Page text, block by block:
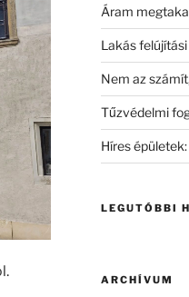
Áram
Lakás
Nem az
Tűzvédelmi
Híres
LEGUTÓBBI
ARCHÍVUM